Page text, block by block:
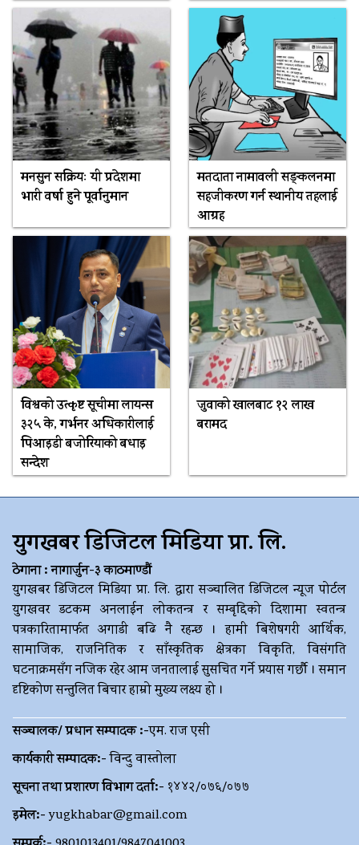
मनसुन सक्रियः यी प्रदेशमा
भारी वर्षा हुने पूर्वानुमान
मतदाता नामावली सङ्कलनमा
सहजीकरण गर्न स्थानीय तहलाई
आग्रह
विश्वको उत्कृष्ट सूचीमा लायन्स
३२५ के, गर्भनर अधिकारीलाई
पिआइडी बजोरियाको बधाइ
सन्देश
जुवाको खालबाट १२ लाख
बरामद
युगखबर डिजिटल मिडिया प्रा. लि.
ठेगाना : नागार्जुन-३ काठमाण्डौं
युगखबर डिजिटल मिडिया प्रा. लि. द्धारा सञ्चालित डिजिटल न्यूज पोर्टल
युगखवर डटकम अनलाईन लोकतन्त्र र सम्बृद्दिको दिशामा स्वतन्त्र
पत्रकारितामार्फत अगाडी बढि नै रहन्छ । हामी बिशेषगरी आर्थिक,
सामाजिक, राजनितिक र साँस्कृतिक क्षेत्रका विकृति, विसंगति
घटनाक्रमसँग नजिक रहेर आम जनतालाई सुसचित गर्ने प्रयास गर्छौ । समान
दृष्टिकोण सन्तुलित बिचार हाम्रो मुख्य लक्ष्य हो ।
सञ्चालक/ प्रधान सम्पादक :-एम. राज एसी
कार्यकारी सम्पादक:-विन्दु वास्तोला
सूचना तथा प्रशारण विभाग दर्ता:- १४४२/०७६/०७७
इमेल:- yugkhabar@gmail.com